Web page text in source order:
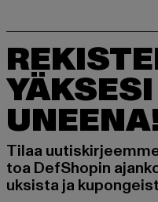
Tilaa
toa DefShopin
uksista ja